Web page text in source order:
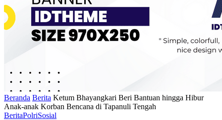
Beranda Berita Ketum Bhayangkari Beri Bantuan hingga Hibur
Anak-anak Korban Bencana di Tapanuli Tengah
BeritaPolriSosial